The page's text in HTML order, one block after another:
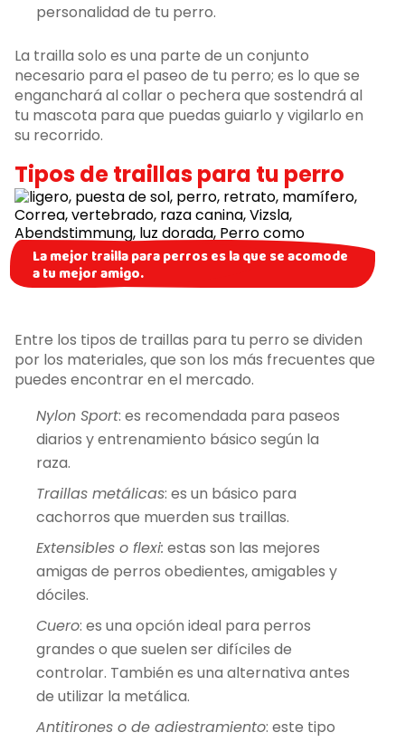
personalidad de tu perro.
La trailla solo es una parte de un conjunto
necesario para el paseo de tu perro; es lo que se
enganchará al collar o pechera que sostendrá al
tu mascota para que puedas guiarlo y vigilarlo en
su recorrido.
Tipos de traillas para tu perro
La mejor trailla para perros es la que se acomode
a tu mejor amigo.
Entre los tipos de traillas para tu perro se dividen
por los materiales, que son los más frecuentes que
puedes encontrar en el mercado.
Nylon Sport: es recomendada para paseos
diarios y entrenamiento básico según la
raza.
Traillas metálicas: es un básico para
cachorros que muerden sus traillas.
Extensibles o flexi: estas son las mejores
amigas de perros obedientes, amigables y
dóciles.
Cuero: es una opción ideal para perros
grandes o que suelen ser difíciles de
controlar. También es una alternativa antes
de utilizar la metálica.
Antitirones o de adiestramiento: este tipo